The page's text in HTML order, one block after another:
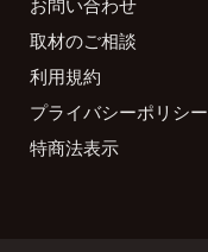
取材のご相談
利用規約
プライバシーポリシー
特商法表示